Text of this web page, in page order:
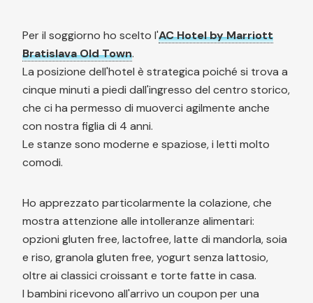
Per il soggiorno ho scelto l'AC Hotel by Marriott
Bratislava Old Town.
La posizione dell'hotel è strategica poiché si trova a
cinque minuti a piedi dall'ingresso del centro storico,
che ci ha permesso di muoverci agilmente anche
con nostra figlia di 4 anni.
Le stanze sono moderne e spaziose, i letti molto
comodi.
Ho apprezzato particolarmente la colazione, che
mostra attenzione alle intolleranze alimentari:
opzioni gluten free, lactofree, latte di mandorla, soia
e riso, granola gluten free, yogurt senza lattosio,
oltre ai classici croissant e torte fatte in casa.
I bambini ricevono all'arrivo un coupon per una